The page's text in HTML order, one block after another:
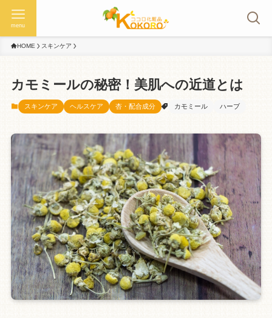
menu
HOME スキンケア
カモミールの秘密！美肌への近道とは
スキンケア ヘルスケア 杏・配合成分 カモミール ハーブ